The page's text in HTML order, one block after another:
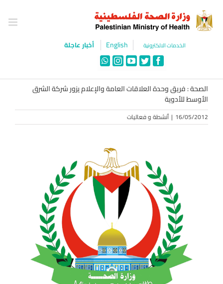
content
الخدمات الالكترونية English أخبار عاجلة
Facebook
Twitter
YouTube
Instagram
WhatsApp
الصحة : فريق وحدة العلاقات العامة والإعلام يزور شركة الشرق
الأوسط للأدوية
16/05/2012
| أنشطة و فعاليات